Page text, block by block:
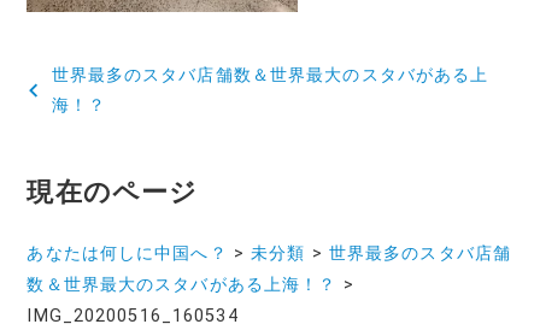
稿
ビ
ゲ
ー
世界最多のスタバ店舗数＆世界最大のスタバがある上
海！？
現在のページ
あなたは何しに中国へ？ >未分類 > 世界最多のスタバ店舗
数＆世界最大のスタバがある上海！？
>
IMG_20200516_160534